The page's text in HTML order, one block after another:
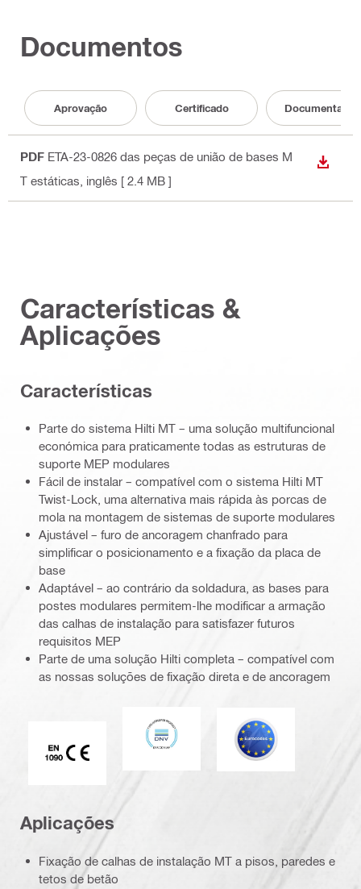
Documentos
Aprovação Certificado Documentação
PDF ETA-23-0826 das peças de união de bases M
T estáticas , inglês [ 2.4 MB ]
Características &
Aplicações
Características
Parte do sistema Hilti MT – uma solução multifuncional
económica para praticamente todas as estruturas de
suporte MEP modulares
Fácil de instalar – compatível com o sistema Hilti MT
Twist-Lock, uma alternativa mais rápida às porcas de
mola na montagem de sistemas de suporte modulares
Ajustável – furo de ancoragem chanfrado para
simplificar o posicionamento e a fixação da placa de
base
Adaptável – ao contrário da soldadura, as bases para
postes modulares permitem-lhe modificar a armação
das calhas de instalação para satisfazer futuros
requisitos MEP
Parte de uma solução Hilti completa – compatível com
as nossas soluções de fixação direta e de ancoragem
Marca CE EN 1090
DNV Eurocódigo
Aplicações
Fixação de calhas de instalação MT a pisos, paredes e
tetos de betão